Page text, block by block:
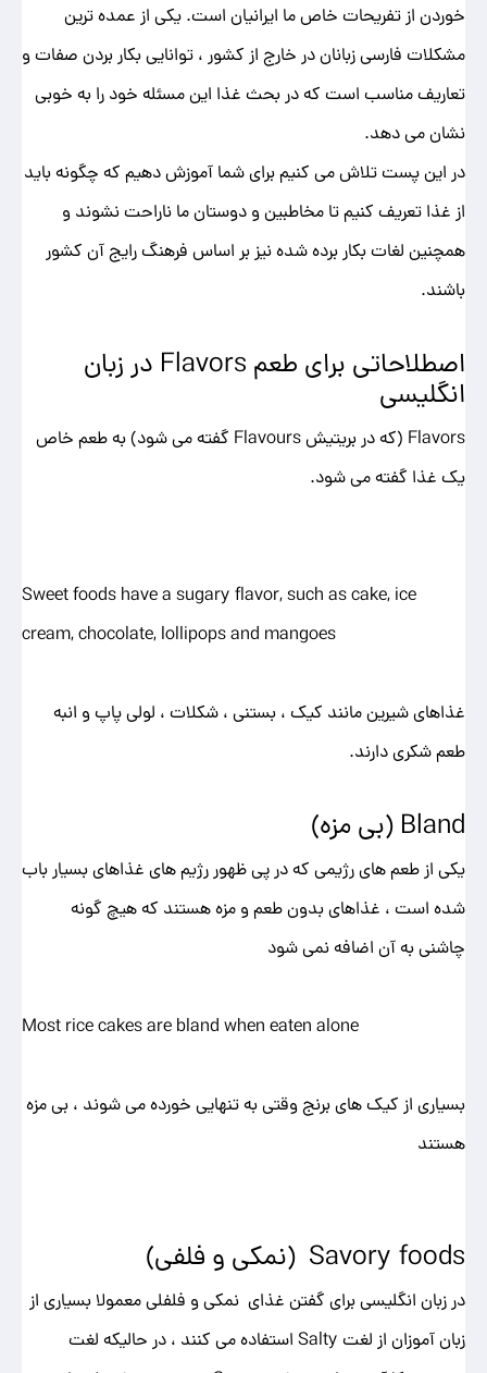
خوردن از تفریحات خاص ما ایرانیان است. یکی از عمده ترین
مشکلات فارسی زبانان در خارج از کشور ، توانایی بکار بردن صفات و
تعاریف مناسب است که در بحث غذا این مسئله خود را به خوبی
نشان می دهد.
در این پست تلاش می کنیم برای شما آموزش دهیم که چگونه باید
از غذا تعریف کنیم تا مخاطبین و دوستان ما ناراحت نشوند و
همچنین لغات بکار برده شده نیز بر اساس فرهنگ رایج آن کشور
باشند.
اصطلاحاتی برای طعم Flavors در زبان
انگلیسی
Flavors (که در بریتیش Flavours گفته می شود) به طعم خاص
یک غذا گفته می شود.
Sweet foods have a sugary flavor, such as cake, ice
cream, chocolate, lollipops and mangoes
غذاهای شیرین مانند کیک ، بستنی ، شکلات ، لولی پاپ و انبه
طعم شکری دارند.
Bland (بی مزه)
یکی از طعم های رژیمی که در پی ظهور رژیم های غذاهای بسیار باب
شده است ، غذاهای بدون طعم و مزه هستند که هیچ گونه
چاشنی به آن اضافه نمی شود
Most rice cakes are bland when eaten alone
بسیاری از کیک های برنج وقتی به تنهایی خورده می شوند ، بی مزه
هستند
Savory foods (نمکی و فلفی)
در زبان انگلیسی برای گفتن غذای نمکی و فلفلی معمولا بسیاری از
زبان آموزان از لغت Salty استفاده می کنند ، در حالیکه لغت